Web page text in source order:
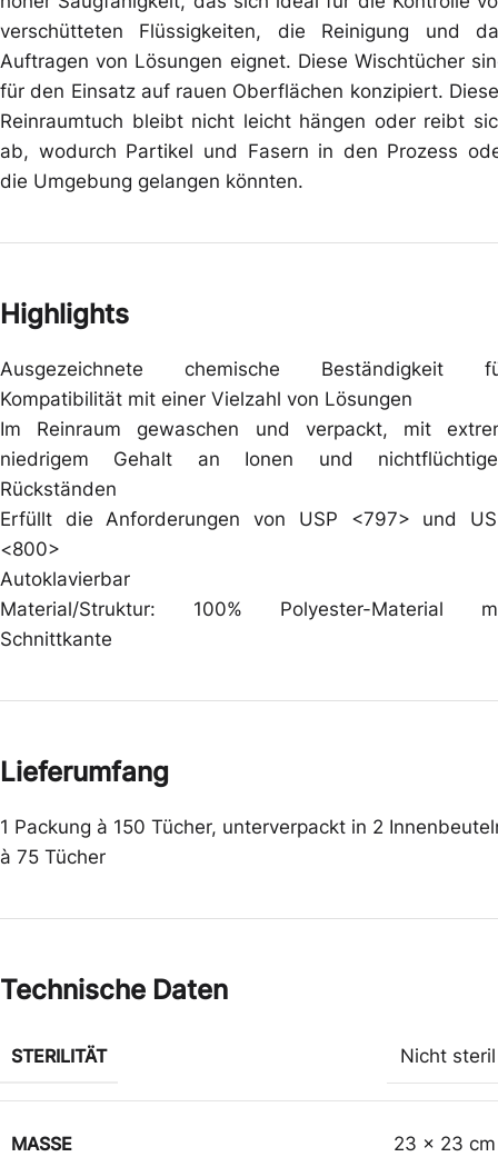
verschütteten Flüssigkeiten, die Reinigung und
Auftragen von Lösungen eignet. Diese Wischtücher
für den Einsatz auf rauen Oberflächen konzipiert.
Reinraumtuch bleibt nicht leicht hängen oder reibt
ab, wodurch Partikel und Fasern in den Prozess
die Umgebung gelangen könnten.
Highlights
Ausgezeichnete chemische Beständigkeit
Kompatibilität mit einer Vielzahl von Lösungen
Im Reinraum gewaschen und verpackt, mit
niedrigem Gehalt an Ionen und
Rückständen
Erfüllt die Anforderungen von USP <797> und
<800>
Autoklavierbar
Material/Struktur: 100% Polyester-Material
Schnittkante
Lieferumfang
1 Packung à 150 Tücher, unterverpackt in 2
à 75 Tücher
Technische Daten
STERILITÄT Nicht steril
MASSE 23 x 23 cm